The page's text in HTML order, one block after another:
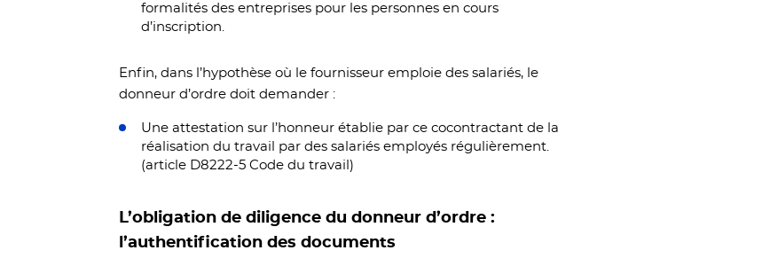
formalités des entreprises pour les personnes en cours
d’inscription.
Enfin, dans l’hypothèse où le fournisseur emploie des salariés, le
donneur d’ordre doit demander :
Une attestation sur l’honneur établie par ce cocontractant de la
réalisation du travail par des salariés employés régulièrement.
(article D8222-5 Code du travail)
L’obligation de diligence du donneur d’ordre :
l’authentification des documents